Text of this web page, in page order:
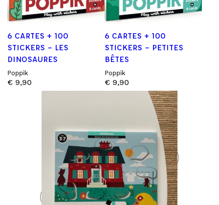
6 CARTES + 100
STICKERS – LES
DINOSAURES
Poppik
€ 9,90
6 CARTES + 100
STICKERS – PETITES
BÊTES
Poppik
€ 9,90